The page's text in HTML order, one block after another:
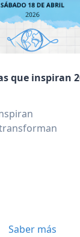
que inspiran
Saber más